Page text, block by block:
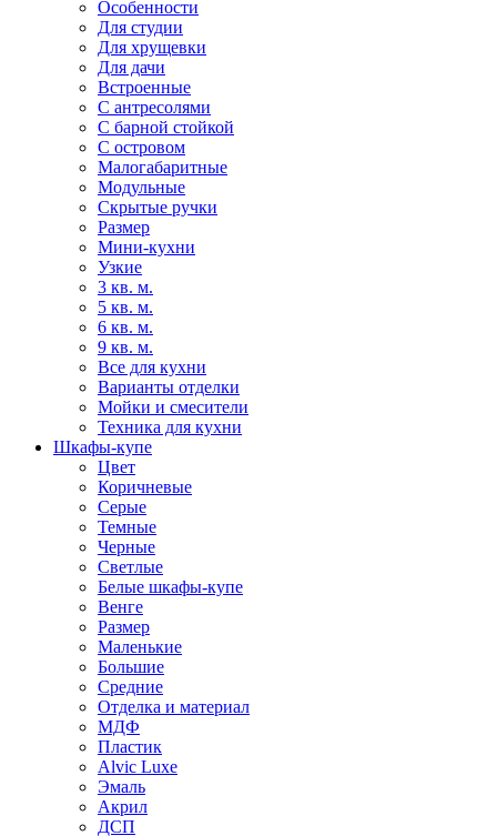
Особенности
Для студии
Для хрущевки
Для дачи
Встроенные
С антресолями
С барной стойкой
С островом
Малогабаритные
Модульные
Скрытые ручки
Размер
Мини-кухни
Узкие
3 кв. м.
5 кв. м.
6 кв. м.
9 кв. м.
Все для кухни
Варианты отделки
Мойки и смесители
Техника для кухни
Шкафы-купе
Цвет
Коричневые
Серые
Темные
Черные
Светлые
Белые шкафы-купе
Венге
Размер
Маленькие
Большие
Средние
Отделка и материал
МДФ
Пластик
Alvic Luxe
Эмаль
Акрил
ДСП